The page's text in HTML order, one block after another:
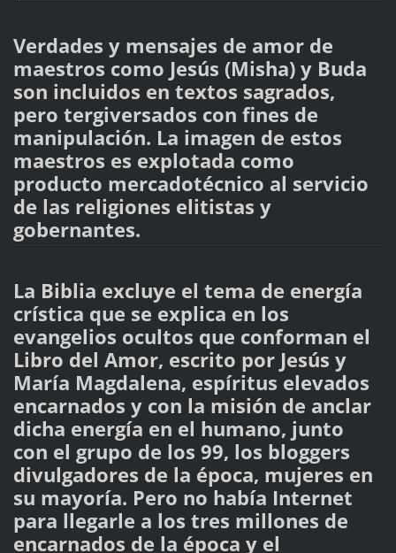
Verdades y mensajes de amor de
maestros como Jesús (Misha) y Buda
son incluidos en textos sagrados,
pero tergiversados con fines de
manipulación. La imagen de estos
maestros es explotada como
producto mercadotécnico al servicio
de las religiones elitistas y
gobernantes.
La Biblia excluye el tema de energía
crística que se explica en los
evangelios ocultos que conforman el
Libro del Amor, escrito por Jesús y
María Magdalena, espíritus elevados
encarnados y con la misión de anclar
dicha energía en el humano, junto
con el grupo de los 99, los bloggers
divulgadores de la época, mujeres en
su mayoría. Pero no había Internet
para llegarle a los tres millones de
encarnados de la época y el